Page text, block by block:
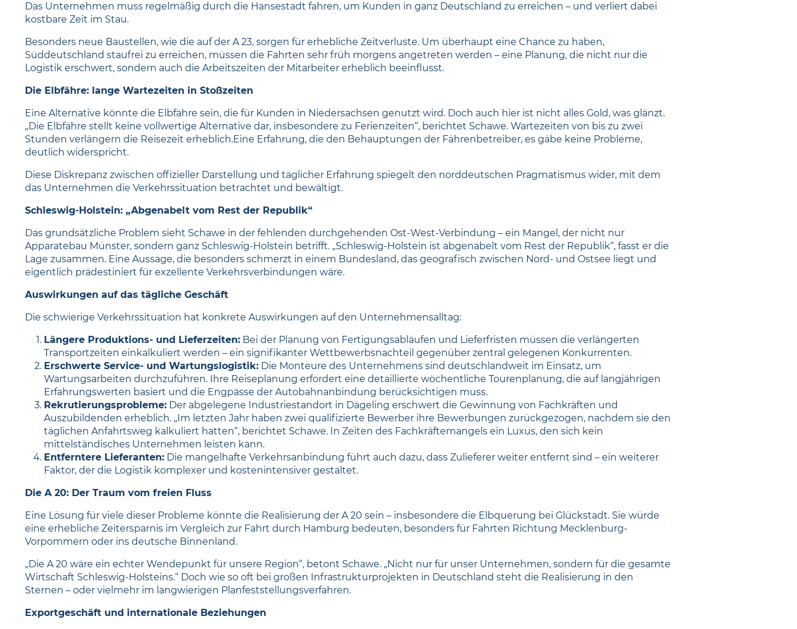
Das Unternehmen muss regelmäßig durch die Hansestadt fahren, um Kunden in ganz Deutschland zu erreichen – und verliert dabei
kostbare Zeit im Stau.
Besonders neue Baustellen, wie die auf der A 23, sorgen für erhebliche Zeitverluste. Um überhaupt eine Chance zu haben,
Süddeutschland staufrei zu erreichen, müssen die Fahrten sehr früh morgens angetreten werden – eine Planung, die nicht nur die
Logistik erschwert, sondern auch die Arbeitszeiten der Mitarbeiter erheblich beeinflusst.
Die Elbfähre: lange Wartezeiten in Stoßzeiten
Eine Alternative könnte die Elbfähre sein, die für Kunden in Niedersachsen genutzt wird. Doch auch hier ist nicht alles Gold, was glänzt.
„Die Elbfähre stellt keine vollwertige Alternative dar, insbesondere zu Ferienzeiten“, berichtet Schawe. Wartezeiten von bis zu zwei
Stunden verlängern die Reisezeit erheblich.Eine Erfahrung, die den Behauptungen der Fährenbetreiber, es gäbe keine Probleme,
deutlich widerspricht.
Diese Diskrepanz zwischen offizieller Darstellung und täglicher Erfahrung spiegelt den norddeutschen Pragmatismus wider, mit dem
das Unternehmen die Verkehrssituation betrachtet und bewältigt.
Schleswig-Holstein: „Abgenabelt vom Rest der Republik“
Das grundsätzliche Problem sieht Schawe in der fehlenden durchgehenden Ost-West-Verbindung – ein Mangel, der nicht nur
Apparatebau Münster, sondern ganz Schleswig-Holstein betrifft. „Schleswig-Holstein ist abgenabelt vom Rest der Republik“, fasst er die
Lage zusammen. Eine Aussage, die besonders schmerzt in einem Bundesland, das geografisch zwischen Nord- und Ostsee liegt und
eigentlich prädestiniert für exzellente Verkehrsverbindungen wäre.
Auswirkungen auf das tägliche Geschäft
Die schwierige Verkehrssituation hat konkrete Auswirkungen auf den Unternehmensalltag:
Längere Produktions- und Lieferzeiten: Bei der Planung von Fertigungsabläufen und Lieferfristen müssen die verlängerten
Transportzeiten einkalkuliert werden – ein signifikanter Wettbewerbsnachteil gegenüber zentral gelegenen Konkurrenten.
Erschwerte Service- und Wartungslogistik: Die Monteure des Unternehmens sind deutschlandweit im Einsatz, um
Wartungsarbeiten durchzuführen. Ihre Reiseplanung erfordert eine detaillierte wöchentliche Tourenplanung, die auf langjährigen
Erfahrungswerten basiert und die Engpässe der Autobahnanbindung berücksichtigen muss.
Rekrutierungsprobleme: Der abgelegene Industriestandort in Dägeling erschwert die Gewinnung von Fachkräften und
Auszubildenden erheblich. „Im letzten Jahr haben zwei qualifizierte Bewerber ihre Bewerbungen zurückgezogen, nachdem sie den
täglichen Anfahrtsweg kalkuliert hatten“, berichtet Schawe. In Zeiten des Fachkräftemangels ein Luxus, den sich kein
mittelständisches Unternehmen leisten kann.
Entferntere Lieferanten: Die mangelhafte Verkehrsanbindung führt auch dazu, dass Zulieferer weiter entfernt sind – ein weiterer
Faktor, der die Logistik komplexer und kostenintensiver gestaltet.
Die A 20: Der Traum vom freien Fluss
Eine Lösung für viele dieser Probleme könnte die Realisierung der A 20 sein – insbesondere die Elbquerung bei Glückstadt. Sie würde
eine erhebliche Zeitersparnis im Vergleich zur Fahrt durch Hamburg bedeuten, besonders für Fahrten Richtung Mecklenburg-
Vorpommern oder ins deutsche Binnenland.
„Die A 20 wäre ein echter Wendepunkt für unsere Region“, betont Schawe. „Nicht nur für unser Unternehmen, sondern für die gesamte
Wirtschaft Schleswig-Holsteins.“ Doch wie so oft bei großen Infrastrukturprojekten in Deutschland steht die Realisierung in den
Sternen – oder vielmehr im langwierigen Planfeststellungsverfahren.
Exportgeschäft und internationale Beziehungen